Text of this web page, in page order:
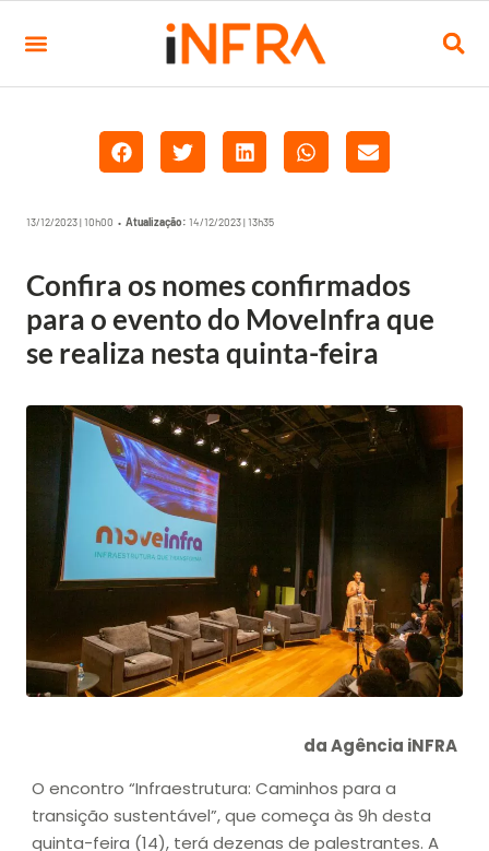
13/12/2023 | 10h00 • Atualização: 14/12/2023 | 13h35
Confira os nomes confirmados
para o evento do MoveInfra que
se realiza nesta quinta-feira
da Agência iNFRA
O encontro “Infraestrutura: Caminhos para a
transição sustentável”, que começa às 9h desta
quinta-feira (14), terá dezenas de palestrantes. A